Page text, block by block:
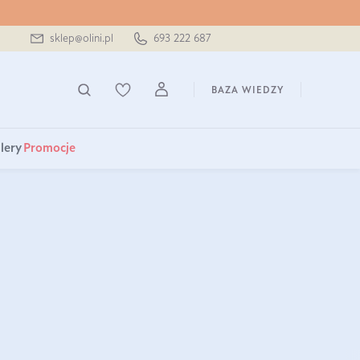
sklep@olini.pl 693 222 687
BAZA WIEDZY
Promocje